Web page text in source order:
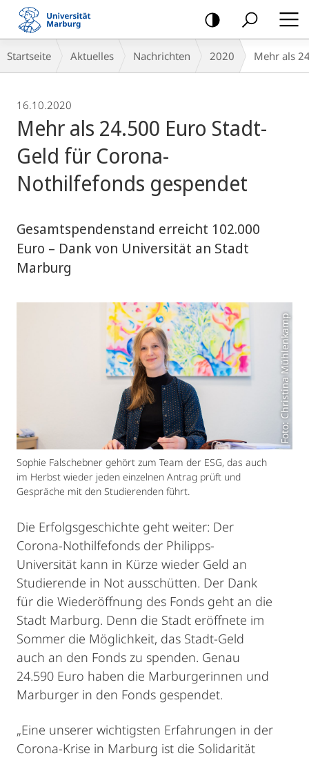
Mobile-
Navigation
Breadcrumb-
Navigation
Startseite Aktuelles Nachrichten 2020 Mehr als
16.10.2020
Mehr als 24.500 Euro Stadt-
Geld für Corona-
Nothilfefonds gespendet
Gesamtspendenstand erreicht 102.000
Euro – Dank von Universität an Stadt
Marburg
Foto: Christina Mühlenkamp
Sophie Falschebner gehört zum Team der ESG, das auch
im Herbst wieder jeden einzelnen Antrag prüft und
Gespräche mit den Studierenden führt.
Die Erfolgsgeschichte geht weiter: Der
Corona-Nothilfefonds der Philipps-
Universität kann in Kürze wieder Geld an
Studierende in Not ausschütten. Der Dank
für die Wiederöffnung des Fonds geht an die
Stadt Marburg. Denn die Stadt eröffnete im
Sommer die Möglichkeit, das Stadt-Geld
auch an den Fonds zu spenden. Genau
24.590 Euro haben die Marburgerinnen und
Marburger in den Fonds gespendet.
„Eine unserer wichtigsten Erfahrungen in der
Corona-Krise in Marburg ist die Solidarität